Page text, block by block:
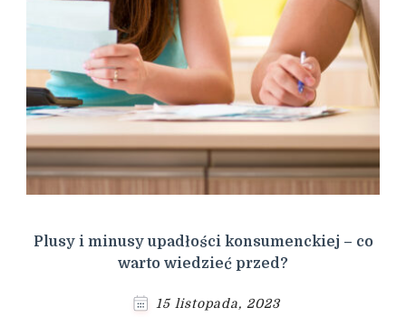
Plusy i minusy upadłości konsumenckiej – co
warto wiedzieć przed?
15 listopada, 2023